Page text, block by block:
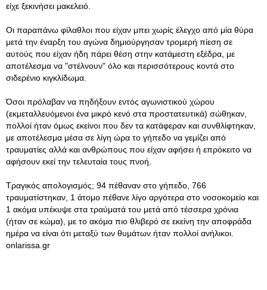
είχε ξεκινήσει μακελειό.
Οι παραπάνω φίλαθλοι που είχαν μπει χωρίς έλεγχο από μία θύρα
μετά την έναρξη του αγώνα δημιούργησαν τρομερή πίεση σε
αυτούς που είχαν ήδη πάρει θέση στην κατάμεστη εξέδρα, με
αποτέλεσμα να "στέλνουν" όλο και περισσότερους κοντά στο
σιδερένιο κιγκλίδωμα.
Όσοι πρόλαβαν να πηδήξουν εντός αγωνιστικού χώρου
(εκμεταλλευόμενοι ένα μικρό κενό στα προστατευτικά) σώθηκαν,
πολλοί ήταν όμως εκείνοι που δεν τα κατάφεραν και συνθλίφτηκαν,
με αποτέλεσμα μέσα σε λίγη ώρα το γήπεδο να γεμίζει από
τραυματίες αλλά και ανθρώπους που είχαν αφήσει ή επρόκειτο να
αφήσουν εκεί την τελευταία τους πνοή.
Τραγικός απολογισμός; 94 πέθαναν στο γήπεδο, 766
τραυματίστηκαν, 1 άτομο πέθανε λίγο αργότερα στο νοσοκομείο και
1 ακόμα υπέκυψε στα τραύματά του μετά από τέσσερα χρόνια
(ήταν σε κώμα), με το ακόμα πιο θλιβερό σε εκείνη την αποφράδα
ημέρα να είναι ότι μεταξύ των θυμάτων ήταν πολλοί ανήλικοι.
onlarissa.gr